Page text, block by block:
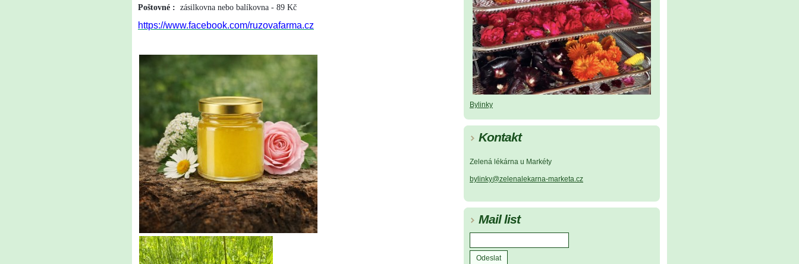
Poštovné : zásilkovna nebo balíkovna - 89 Kč
https://www.facebook.com/ruzovafarma.cz
Bylinky
Kontakt
Zelená lékárna u Markéty
bylinky@zelenalekarna-marketa.cz
Mail list